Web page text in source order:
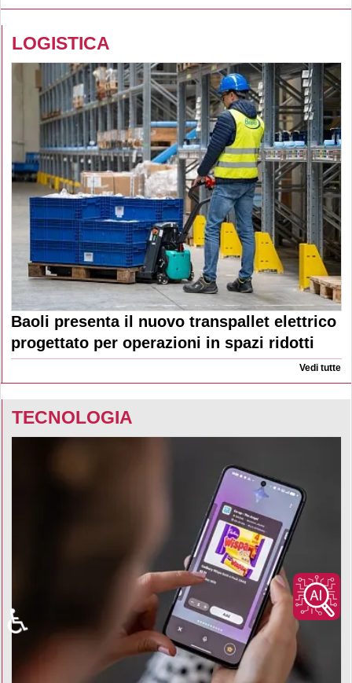
LOGISTICA
Baoli presenta il nuovo transpallet elettrico
progettato per operazioni in spazi ridotti
Vedi tutte
TECNOLOGIA